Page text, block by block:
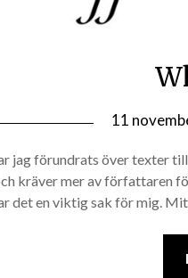
11
jag förundrats över texter
kräver mer av författaren
det en viktig sak för mig.